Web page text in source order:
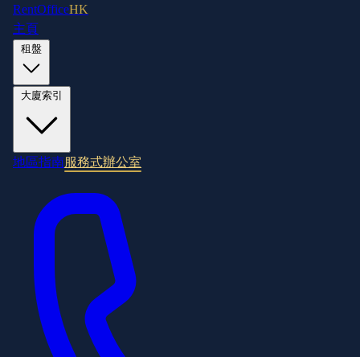
RentOfficeHK
主頁
地區指南服務式辦公室